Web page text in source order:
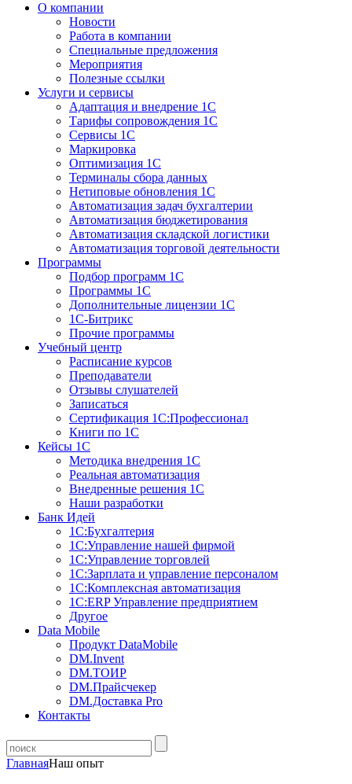
О компании
Новости
Работа в компании
Специальные предложения
Мероприятия
Полезные ссылки
Услуги и сервисы
Адаптация и внедрение 1С
Тарифы сопровождения 1С
Сервисы 1С
Маркировка
Оптимизация 1С
Терминалы сбора данных
Нетиповые обновления 1С
Автоматизация задач бухгалтерии
Автоматизация бюджетирования
Автоматизация складской логистики
Автоматизация торговой деятельности
Программы
Подбор программ 1С
Программы 1С
Дополнительные лицензии 1С
1С-Битрикс
Прочие программы
Учебный центр
Расписание курсов
Преподаватели
Отзывы слушателей
Записаться
Сертификация 1С:Профессионал
Книги по 1С
Кейсы 1С
Методика внедрения 1С
Реальная автоматизация
Внедренные решения 1С
Наши разработки
Банк Идей
1С:Бухгалтерия
1С:Управление нашей фирмой
1С:Управление торговлей
1С:Зарплата и управление персоналом
1С:Комплексная автоматизация
1С:ERP Управление предприятием
Другое
Data Mobile
Продукт DataMobile
DM.Invent
DM.ТОИР
DM.Прайсчекер
DM.Доставка Pro
Контакты
ГлавнаяНаш опыт